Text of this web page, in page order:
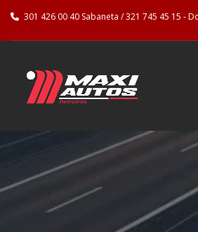
301 426 00 40 Sabaneta / 321 745 45 15 -